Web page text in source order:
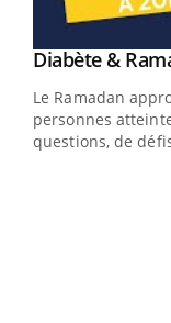
Youtube
Diabète &
Le Ramadan
personnes
questions, de